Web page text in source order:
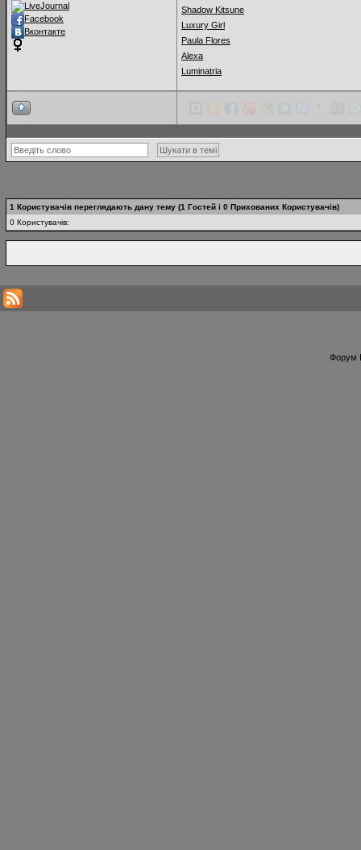
LiveJournal
Facebook
Вконтакте
Shadow Kitsune
Luxury Girl
Paula Flores
Alexa
Luminatria
1 Користувачів переглядають дану тему (1 Гостей і 0 Прихованих Користувачів)
0 Користувачів:
Форум